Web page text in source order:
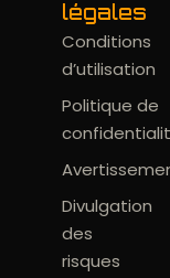
légales
Conditions
d’utilisation
Politique de
Divulgation
des
risques